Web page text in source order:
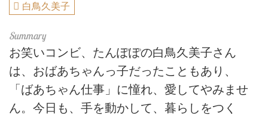
白鳥久美子
お笑いコンビ、たんぽぽの白鳥久美子さん
は、おばあちゃんっ子だったこともあり、
「ばあちゃん仕事」に憧れ、愛してやみませ
ん。今日も、手を動かして、暮らしをつく